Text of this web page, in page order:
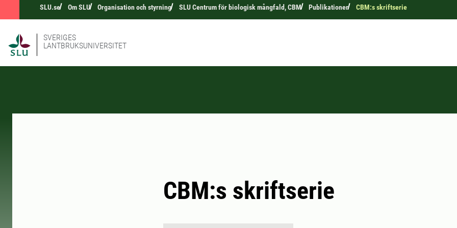
SLU.se Om SLU Organisation och styrning SLU Centrum för biologisk mångfald, CBM Publikationer CBM:s skriftserie
SVERIGES
LANTBRUKSUNIVERSITET
CBM:s skriftserie